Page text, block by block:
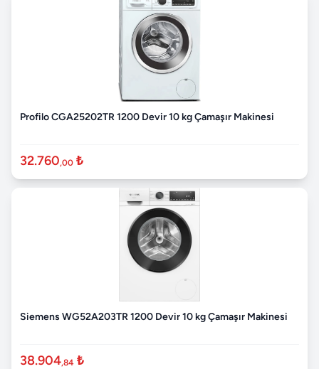
Profilo CGA25202TR 1200 Devir 10 kg Çamaşır Makinesi
32.760,00 ₺
Siemens WG52A203TR 1200 Devir 10 kg Çamaşır Makinesi
38.904,84 ₺